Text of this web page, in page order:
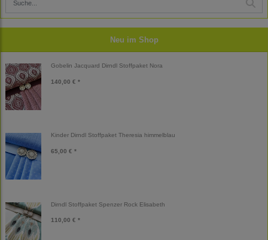
Neu im Shop
Gobelin Jacquard Dirndl Stoffpaket Nora
140,00 € *
Kinder Dirndl Stoffpaket Theresia himmelblau
65,00 € *
Dirndl Stoffpaket Spenzer Rock Elisabeth
110,00 € *